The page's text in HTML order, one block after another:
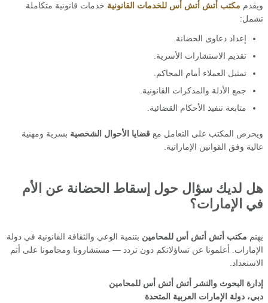
ويقدم مكتب أتش أتش أس للخدمات القانونية خدمات قانونية متكاملة
تشمل:
إعداد دعاوى الحضانة.
تقديم الاستشارات الأسرية.
تمثيل العملاء أمام المحاكم.
جمع الأدلة والمذكرات القانونية.
متابعة تنفيذ الأحكام القضائية.
ويحرص المكتب على التعامل مع قضايا الأحوال الشخصية بسرية ومهنية
عالية وفق القوانين الإماراتية.
هل لديك سؤال حول إسقاط الحضانة عن الأم
في الإمارات؟
يهتم مكتب أتش أتش أس للمحامين بتنمية الوعي والثقافة القانونية في دولة
الإمارات. أعلمونا عن تساؤلاتكم دون تردد — مستشارونا ومحامونا على أتم
الاستعداد.
إدارة البحوث والنشر
أتش أتش أس للمحامين
دبي، دولة الإمارات العربية المتحدة